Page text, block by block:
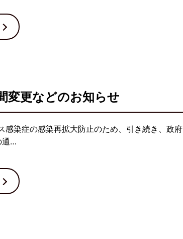
変更などのお知らせ
染症の感染再拡大防止のため、引き続き、政府
通…